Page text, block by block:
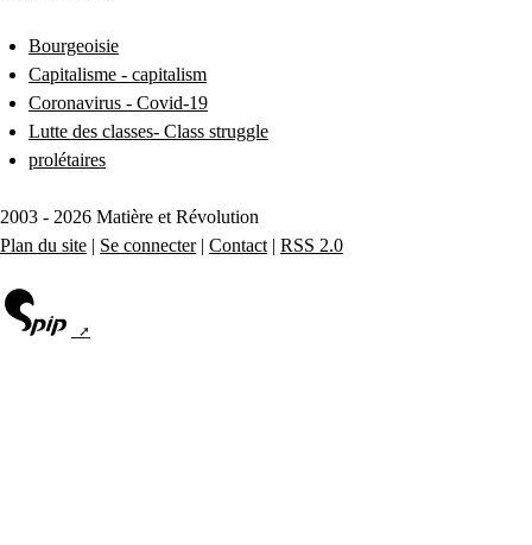
Bourgeoisie
Capitalisme - capitalism
Coronavirus - Covid-19
Lutte des classes- Class struggle
prolétaires
2003 - 2026 Matière et Révolution
Plan du site | Se connecter| Contact | RSS 2.0